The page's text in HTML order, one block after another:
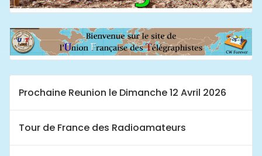
Prochaine Reunion le Dimanche 12 Avril 2026
Tour de France des Radioamateurs